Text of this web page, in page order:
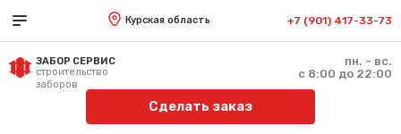
Курская область +7 (901) 417-33-73
ЗАБОР СЕРВИС
строительство
заборов
пн. - вс.
с 8:00 до 22:00
Сделать заказ